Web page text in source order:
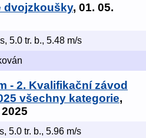
dvojzkoušky, 01. 05.
5.0 tr. b., 5.48 m/s
- 2. Kvalifikační závod
všechny kategorie,
5.0 tr. b., 5.96 m/s